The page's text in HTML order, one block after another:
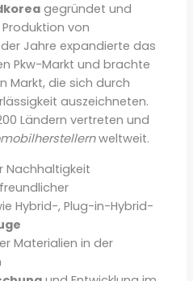
gegründet und
von
Jahre expandierte das
Pkw-Markt und brachte
Markt, die sich durch
auszeichneten.
Ländern vertreten und
weltweit.
Nachhaltigkeit
Hybrid-, Plug-in-Hybrid-
Materialien in der